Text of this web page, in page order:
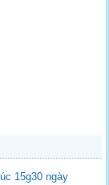
15g30 ngày